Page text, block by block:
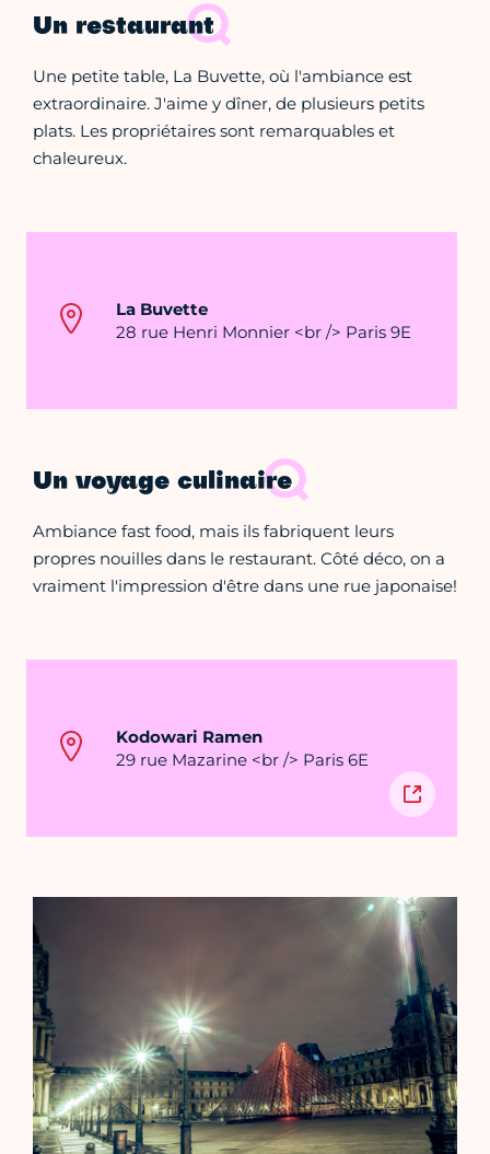
Un restaurant
Une petite table, La Buvette, où l'ambiance est
extraordinaire. J'aime y dîner, de plusieurs petits
plats. Les propriétaires sont remarquables et
chaleureux.
La Buvette
28 rue Henri Monnier <br /> Paris 9E
Un voyage culinaire
Ambiance fast food, mais ils fabriquent leurs
propres nouilles dans le restaurant. Côté déco, on a
vraiment l'impression d'être dans une rue japonaise!
Kodowari Ramen
29 rue Mazarine <br /> Paris 6E